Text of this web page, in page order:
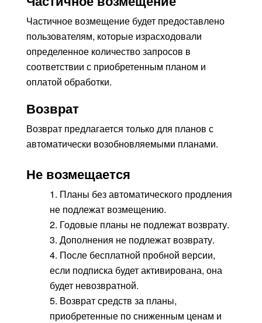
Частичное возмещение будет предоставлено
пользователям, которые израсходовали
определенное количество запросов в
соответствии с приобретенным планом и
оплатой обработки.
Возврат
Возврат предлагается только для планов с
автоматически возобновляемыми планами.
Не возмещается
1. Планы без автоматического продления
не подлежат возмещению.
2. Годовые планы не подлежат возврату.
3. Дополнения не подлежат возврату.
4. После бесплатной пробной версии,
если подписка будет активирована, она
будет невозвратной.
5. Возврат средств за планы,
приобретенные по сниженным ценам и